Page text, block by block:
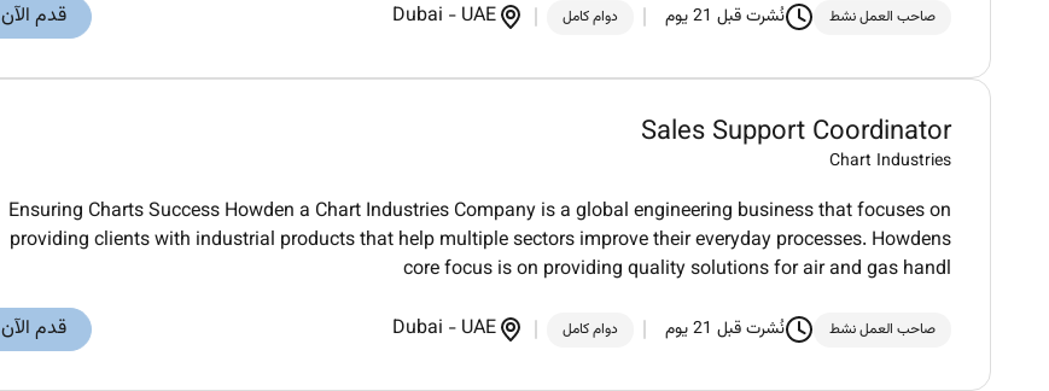
صاحب العمل نشط نُشرت قبل 21 يوم دوام كامل Dubai - UAE قدم الآن
Sales Support Coordinator
Chart Industries
Ensuring Charts Success Howden a Chart Industries Company is a global engineering business that focuses on
providing clients with industrial products that help multiple sectors improve their everyday processes. Howdens
core focus is on providing quality solutions for air and gas handl
صاحب العمل نشط نُشرت قبل 21 يوم دوام كامل Dubai - UAE قدم الآن